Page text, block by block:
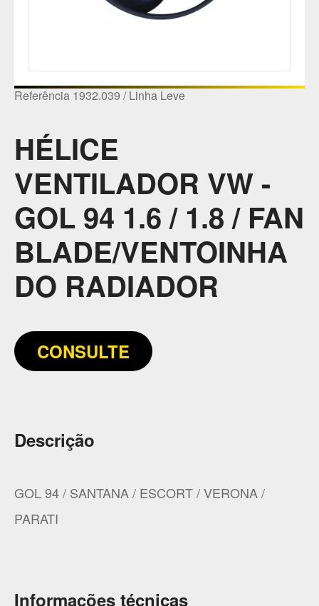
Referência 1932.039 / Linha Leve
HÉLICE
VENTILADOR VW -
GOL 94 1.6 / 1.8 / FAN
BLADE/VENTOINHA
DO RADIADOR
CONSULTE
Descrição
GOL 94 / SANTANA / ESCORT / VERONA /
PARATI
Informações técnicas